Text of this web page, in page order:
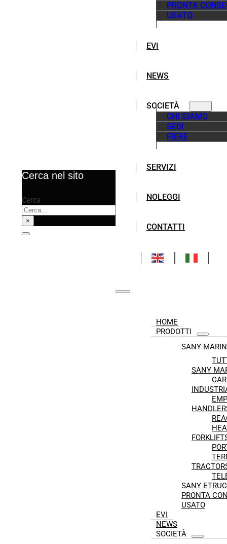
Cerca nel sito
Cerca
×
PRONTA
USATO
EVI
NEWS
SOCIETÀ
CHI SIAMO
SEDI
FIERE
SERVIZI
NOLEGGI
CONTATTI
HOME
PRODOTTI
SANY
SANY
SANY
PRONTA
USATO
EVI
NEWS
SOCIETÀ